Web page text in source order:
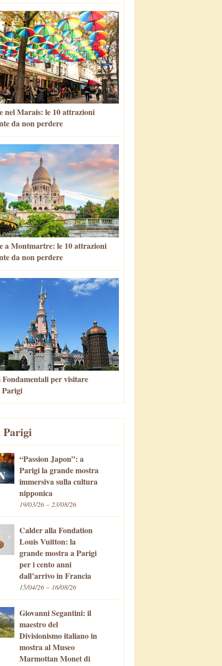
nel Marais: le 10 attrazioni
da non perdere
a Montmartre: le 10 attrazioni
da non perdere
per visitare
Parigi
Parigi
“Passion Japon”: a
Parigi la grande mostra
immersiva sulla cultura
nipponica
19/03/26 – 23/08/26
Calder alla Fondation
Louis Vuitton: la
grande mostra a Parigi
per i cento anni
dall’arrivo in Francia
15/04/26 – 16/08/26
Giovanni Segantini: il
maestro del
Divisionismo italiano in
mostra al Museo
Marmottan Monet di